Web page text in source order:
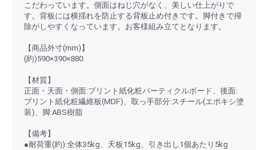
こだわっています。側面はねじ穴がなく、美しい仕上がりで
す。背板には横揺れを防止する背板止め付きです。脚付きで掃
除がしやすくなっています。お客様組み立てとなります。
【商品外寸(mm)】
(約)590×390×880
【材質】
正面・天面・側面:プリント紙化粧パーティクルボード、後面:
プリント紙化粧繊維板(MDF)、取っ手部分:スチール(エポキシ塗
装)、脚:ABS樹脂
【備考】
●耐荷重(約):全体35kg、天板15kg、引き出し1個あたり5kg